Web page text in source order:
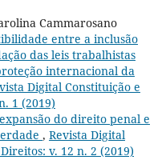
Cammarosano
entre a inclusão
das leis trabalhistas
internacional da
Digital Constituição e
1 (2019)
do direito penal e
, Revista Digital
v. 12 n. 2 (2019)